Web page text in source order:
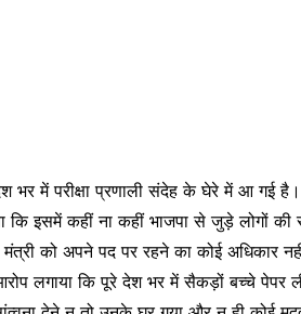
भर में परीक्षा प्रणाली संदेह के घेरे में आ गई
इसमें कहीं ना कहीं भाजपा से जुड़े लोगों की
को अपने पद पर रहने का कोई अधिकार
लगाया कि पूरे देश भर में सैकड़ों बच्चे पेपर